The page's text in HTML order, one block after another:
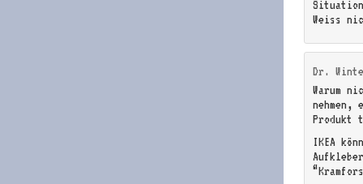
Weiss
Dr.
Warum
Produkt
IKEA